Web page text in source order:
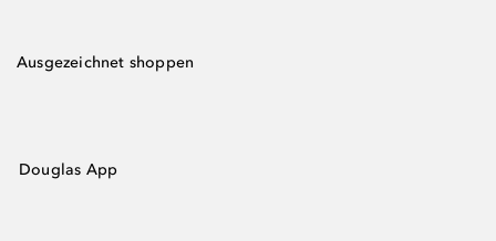
Ausgezeichnet shoppen
Douglas App